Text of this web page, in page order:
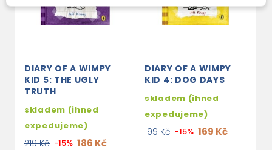
DIARY OF A WIMPY
KID 5: THE UGLY
TRUTH
skladem (ihned
expedujeme)
219 Kč -15% 186 Kč
DIARY OF A WIMPY
KID 4: DOG DAYS
skladem (ihned
expedujeme)
199 Kč -15% 169 Kč